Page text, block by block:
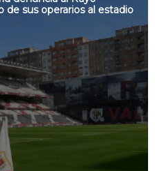
de sus operarios al estadio